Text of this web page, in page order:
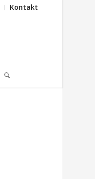
Kontakt